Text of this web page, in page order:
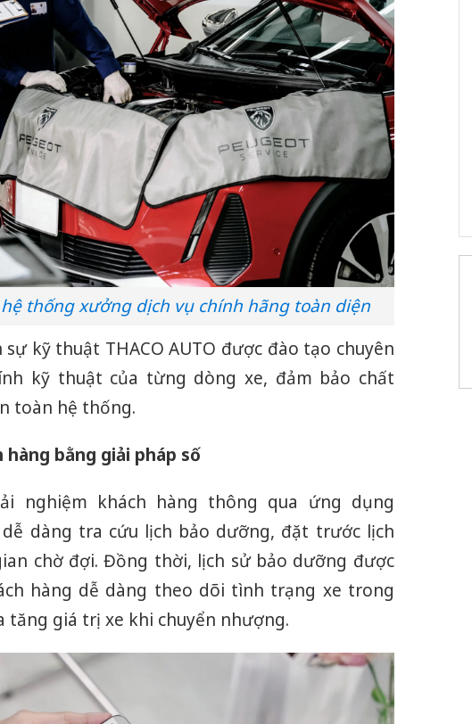
thống xưởng dịch vụ chính hãng toàn diện
kỹ thuật THACO AUTO được đào tạo chuyên
kỹ thuật của từng dòng xe, đảm bảo chất
toàn hệ thống.
bằng giải pháp số
nghiệm khách hàng thông qua ứng dụng
dễ dàng tra cứu lịch bảo dưỡng, đặt trước lịch
chờ đợi. Đồng thời, lịch sử bảo dưỡng được
hàng dễ dàng theo dõi tình trạng xe trong
tăng giá trị xe khi chuyển nhượng.
Công an Thanh Hóa
tìm bị hại trong vụ
án sản xuất, buôn
bán yến sào giả
Thanh Hóa: Tìm bị
hại trong vụ án buôn
bán bình sữa
Moyuum giả